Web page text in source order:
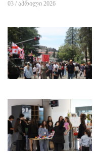
03 / აპრილი 2026